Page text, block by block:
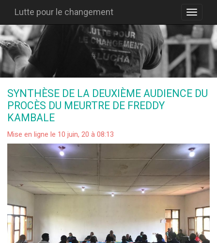
Lutte pour le changement
SYNTHÈSE DE LA DEUXIÈME AUDIENCE DU
PROCÈS DU MEURTRE DE FREDDY
KAMBALE
Mise en ligne le 10 juin, 20 à 08:13